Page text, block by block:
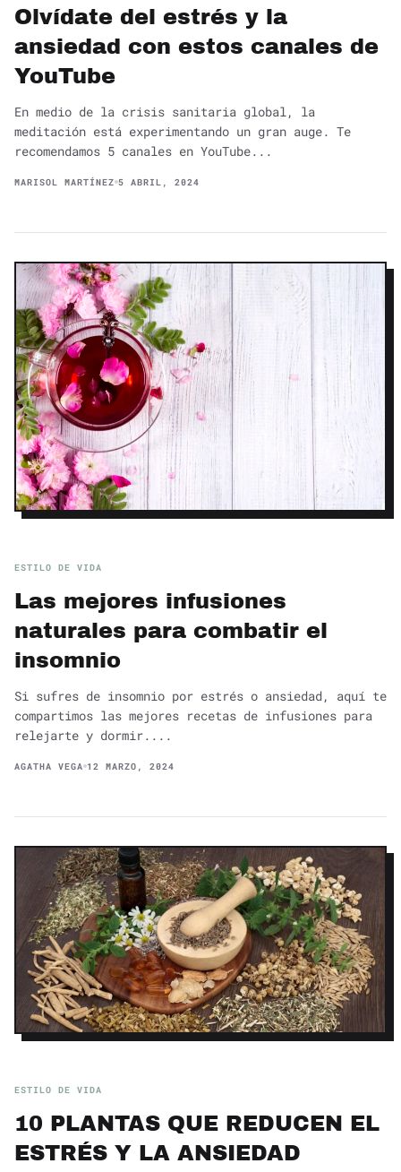
Olvídate del estrés y la
ansiedad con estos canales de
YouTube
En medio de la crisis sanitaria global, la
meditación está experimentando un gran auge. Te
recomendamos 5 canales en YouTube...
MARISOL MARTÍNEZ 5 ABRIL, 2024
ESTILO DE VIDA
Las mejores infusiones
naturales para combatir el
insomnio
Si sufres de insomnio por estrés o ansiedad, aquí te
compartimos las mejores recetas de infusiones para
relejarte y dormir....
AGATHA VEGA 12 MARZO, 2024
ESTILO DE VIDA
10 PLANTAS QUE REDUCEN EL
ESTRÉS Y LA ANSIEDAD